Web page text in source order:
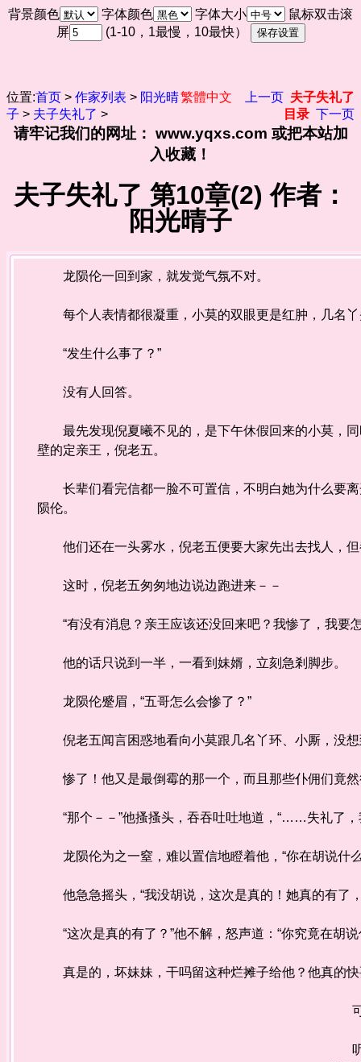
背景颜色 字体颜色 字体大小
鼠标双击滚
屏
(1-10，1最慢，10最快）
位置:首页 > 作家列表 > 阳光晴
子 > 夫子失礼了 >
繁體中文 上一页 夫子失礼了
目录 下一页
请牢记我们的网址： www.yqxs.com 或把本站加
入收藏！
夫子失礼了 第10章(2) 作者：
阳光晴子
龙陨伦一回到家，就发觉气氛不对。
每个人表情都很凝重，小莫的双眼更是红肿，几名丫
“发生什么事了？”
没有人回答。
最先发现倪夏曦不见的，是下午休假回来的小莫，同
壁的定亲王，倪老五。
长辈们看完信都一脸不可置信，不明白她为什么要离
陨伦。
他们还在一头雾水，倪老五便要大家先出去找人，但
这时，倪老五匆匆地边说边跑进来－－
“有没有消息？亲王应该还没回来吧？我惨了，我要
他的话只说到一半，一看到妹婿，立刻急剎脚步。
龙陨伦蹙眉，“五哥怎么会惨了？”
倪老五闻言困惑地看向小莫跟几名丫环、小厮，没想
惨了！他又是最倒霉的那一个，而且那些仆佣们竟然
“那个－－”他搔搔头，吞吞吐吐地道，“……失礼了
龙陨伦为之一窒，难以置信地瞪着他，“你在胡说什
他急急摇头，“我没胡说，这次是真的！她真的有了
“这次是真的有了？”他不解，怒声道：“你究竟在胡说
真是的，坏妹妹，干吗留这种烂摊子给他？他真的快
可
听